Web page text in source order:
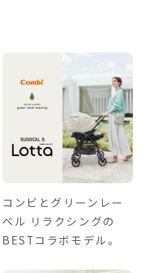
コンビとグリーンレー
ベル リラクシングの
BESTコラボモデル。